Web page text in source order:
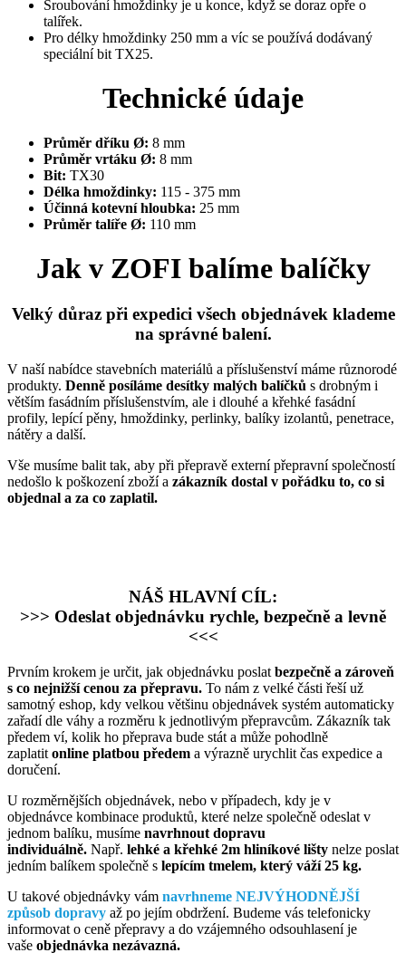
Šroubování hmoždinky je u konce, když se doraz opře o
talířek.
Pro délky hmoždinky 250 mm a víc se používá dodávaný
speciální bit TX25.
Technické údaje
Průměr dříku Ø: 8 mm
Průměr vrtáku Ø: 8 mm
Bit: TX30
Délka hmoždinky: 115 - 375 mm
Účinná kotevní hloubka: 25 mm
Průměr talíře Ø: 110 mm
Jak v ZOFI balíme balíčky
Velký důraz při expedici všech objednávek klademe
na správné balení.
V naší nabídce stavebních materiálů a příslušenství máme různorodé
produkty. Denně posíláme desítky malých balíčků s drobným i
větším fasádním příslušenstvím, ale i dlouhé a křehké fasádní
profily, lepící pěny, hmoždinky, perlinky, balíky izolantů, penetrace,
nátěry a další.
Vše musíme balit tak, aby při přepravě externí přepravní společností
nedošlo k poškození zboží a zákazník dostal v pořádku to, co si
objednal a za co zaplatil.
NÁŠ HLAVNÍ CÍL:
>>> Odeslat objednávku rychle, bezpečně a levně
<<<
Prvním krokem je určit, jak objednávku poslat bezpečně a zároveň
s co nejnižší cenou za přepravu. To nám z velké části řeší už
samotný eshop, kdy velkou většinu objednávek systém automaticky
zařadí dle váhy a rozměru k jednotlivým přepravcům. Zákazník tak
předem ví, kolik ho přeprava bude stát a může pohodlně
zaplatit online platbou předem a výrazně urychlit čas expedice a
doručení.
U rozměrnějších objednávek, nebo v případech, kdy je v
objednávce kombinace produktů, které nelze společně odeslat v
jednom balíku, musíme navrhnout dopravu
individuálně. Např. lehké a křehké 2m hliníkové lišty nelze poslat
jedním balíkem společně s lepícím tmelem, který váží 25 kg.
U takové objednávky vám navrhneme NEJVÝHODNĚJŠÍ
způsob dopravy až po jejím obdržení. Budeme vás telefonicky
informovat o ceně přepravy a do vzájemného odsouhlasení je
vaše objednávka nezávazná.